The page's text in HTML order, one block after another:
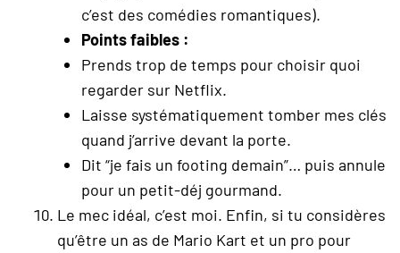
c’est des comédies romantiques).
Points faibles :
Prends trop de temps pour choisir quoi
regarder sur Netflix.
Laisse systématiquement tomber mes clés
quand j’arrive devant la porte.
Dit “je fais un footing demain”… puis annule
pour un petit-déj gourmand.
Le mec idéal, c’est moi. Enfin, si tu considères
qu’être un as de Mario Kart et un pro pour